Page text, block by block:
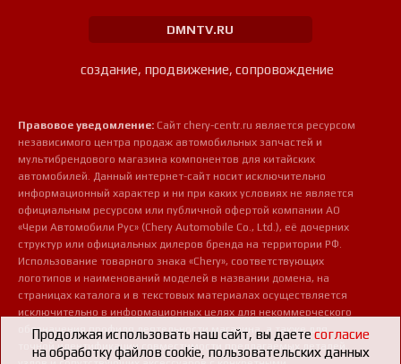
DMNTV.RU
создание, продвижение, сопровождение
Правовое уведомление: Сайт chery-centr.ru является ресурсом
независимого центра продаж автомобильных запчастей и
мультибрендового магазина компонентов для китайских
автомобилей. Данный интернет-сайт носит исключительно
информационный характер и ни при каких условиях не является
официальным ресурсом или публичной офертой компании АО
«Чери Автомобили Рус» (Chery Automobile Co., Ltd.), её дочерних
структур или официальных дилеров бренда на территории РФ.
Использование товарного знака «Chery», соответствующих
логотипов и наименований моделей в названии домена, на
страницах каталога и в текстовых материалах осуществляется
исключительно в информационных целях для некоммерческого
обозначения профиля деятельности магазина, а также для
точной идентификации совместимости предлагаемых деталей,
Продолжая использовать наш сайт, вы даетесогласие
на обработку файлов cookie, пользовательских данных